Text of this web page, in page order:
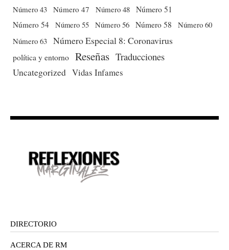
Número 43 Número 47 Número 48 Número 51
Número 54 Número 55 Número 56 Número 58
Número 60
Número 63 Número Especial 8: Coronavirus
política y entorno Reseñas Traducciones
Uncategorized Vidas Infames
DIRECTORIO
ACERCA DE RM